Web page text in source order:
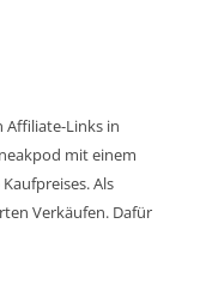
Affiliate-Links in
mit einem
Als
Verkäufen. Dafür